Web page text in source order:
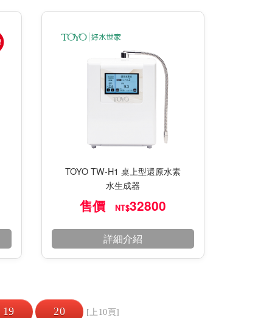
TOYO TW-H1 桌上型還原水素
水生成器
售價 NT$32800
詳細介紹
19 20 [上10頁]